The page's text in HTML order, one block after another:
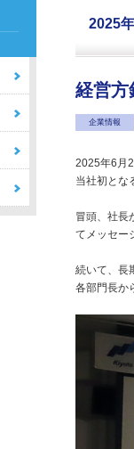
2025
経営方
企業情報
2025年6月
当社初とな
冒頭、社長
てメッセー
続いて、長
各部門長か